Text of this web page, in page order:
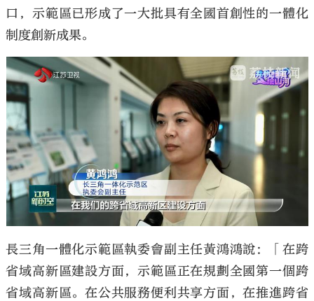
口，示範區已形成了一大批具有全國首創性的一體化
制度創新成果。
長三角一體化示範區執委會副主任黃鴻鴻說：「在跨
省域高新區建設方面，示範區正在規劃全國第一個跨
省域高新區。在公共服務便利共享方面，在推進跨省